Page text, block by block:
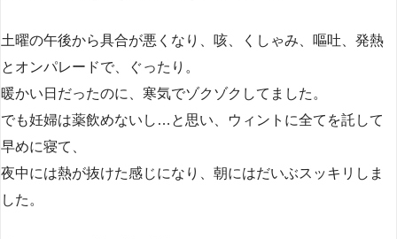
土曜の午後から具合が悪くなり、咳、くしゃみ、嘔吐、発熱
とオンパレードで、ぐったり。
暖かい日だったのに、寒気でゾクゾクしてました。
でも妊婦は薬飲めないし…と思い、ウィントに全てを託して
早めに寝て、
夜中には熱が抜けた感じになり、朝にはだいぶスッキリしま
した。